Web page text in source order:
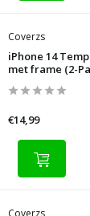
Coverzs
iPhone 14
met frame (2-
€14,99
Coverzs